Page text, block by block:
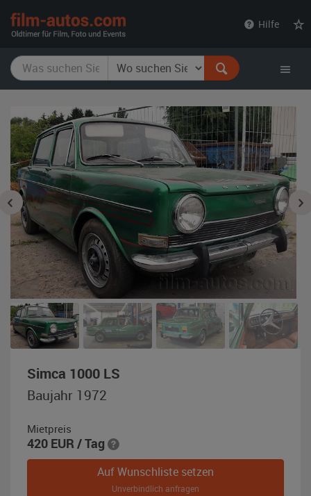
Hilfe
Simca 1000 LS
Baujahr 1972
Mietpreis
420 EUR / Tag
Auf Wunschliste setzen
Unverbindlich anfragen